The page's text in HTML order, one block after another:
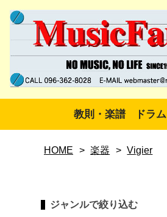
教則・楽譜 ドラム
HOME > 楽器 > Vigier
ジャンルで絞り込む